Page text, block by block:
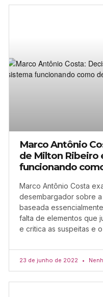
Marco Antônio
de Milton Ribeiro
funcionando
Marco Antônio Costa
desembargador sobre
baseada
falta de elementos que
e critica as suspeitas e
23 de junho de 2022